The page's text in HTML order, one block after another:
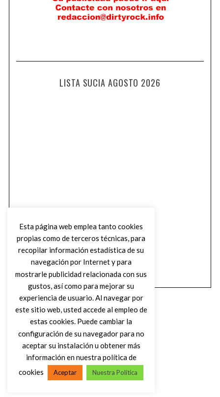
LISTA SUCIA AGOSTO 2026
VOLVER AL INICIO
Esta página web emplea tanto cookies
propias como de terceros técnicas, para
recopilar información estadística de su
navegación por Internet y para
mostrarle publicidad relacionada con sus
gustos, así como para mejorar su
experiencia de usuario. Al navegar por
este sitio web, usted accede al empleo de
estas cookies. Puede cambiar la
configuración de su navegador para no
aceptar su instalación u obtener más
información en nuestra política de
cookies
Aceptar Nuestra Política